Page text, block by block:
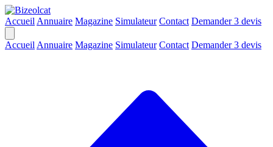
Accueil Annuaire Magazine Simulateur Contact Demander 3 devis
Accueil Annuaire Magazine Simulateur Contact Demander 3 devis